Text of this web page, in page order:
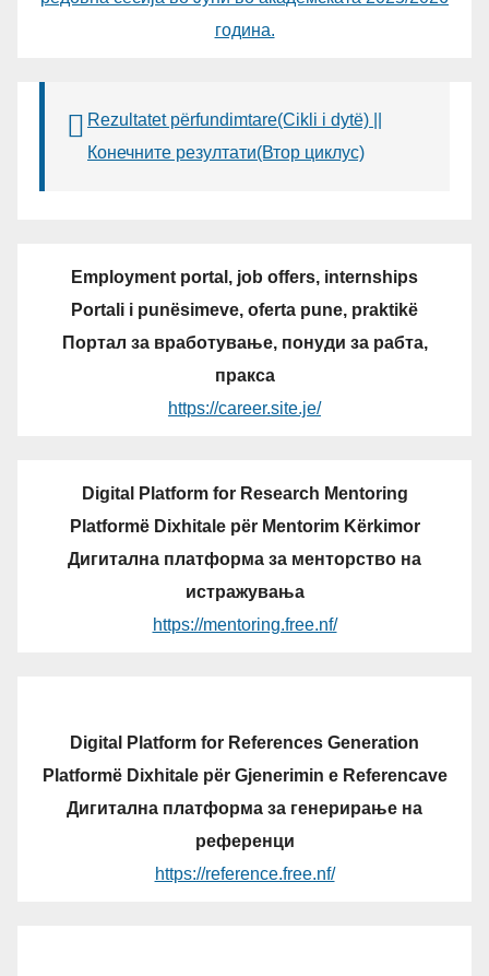
година.
Rezultatet përfundimtare(Cikli i dytë) ||
Конечните резултати(Втор циклус)
Employment portal, job offers, internships
Portali i punësimeve, oferta pune, praktikë
Портал за вработување, понуди за рабта,
пракса
https://career.site.je/
Digital Platform for Research Mentoring
Platformë Dixhitale për Mentorim Kërkimor
Дигитална платформа за менторство на
истражувања
https://mentoring.free.nf/
Digital Platform for References Generation
Platformë Dixhitale për Gjenerimin e Referencave
Дигитална платформа за генерирање на
референци
https://reference.free.nf/